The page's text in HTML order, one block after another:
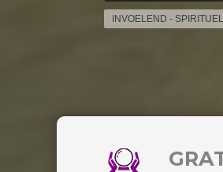
INVOELEND -